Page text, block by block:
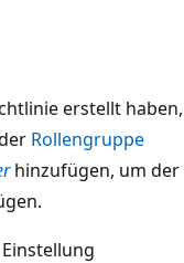
erstellt haben,
Rollengruppe
hinzufügen, um der